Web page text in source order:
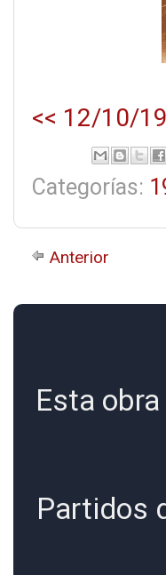
<< 12/10/
Categorías:
Anterior
Esta
Partidos